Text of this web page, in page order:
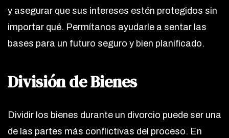
y asegurar que sus intereses estén protegidos sin
importar qué. Permítanos ayudarle a sentar las
bases para un futuro seguro y bien planificado.
División de Bienes
Dividir los bienes durante un divorcio puede ser una
de las partes más conflictivas del proceso. En